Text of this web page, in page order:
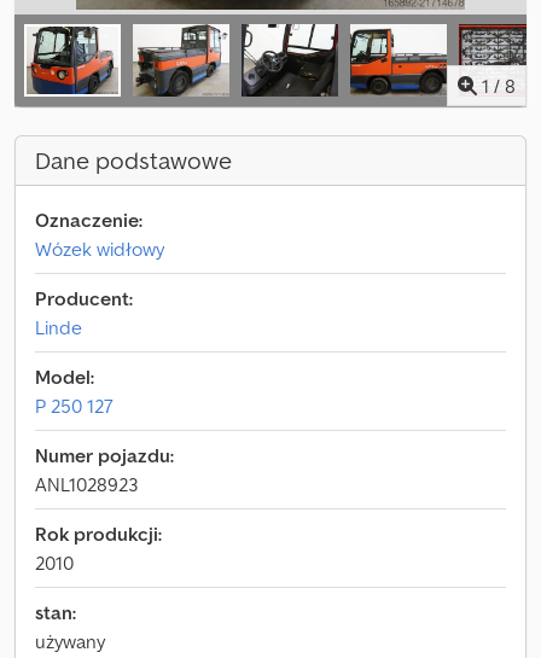
1 / 8
Dane podstawowe
Oznaczenie:
Wózek widłowy
Producent:
Linde
Model:
P 250 127
Numer pojazdu:
ANL1028923
Rok produkcji:
2010
stan:
używany